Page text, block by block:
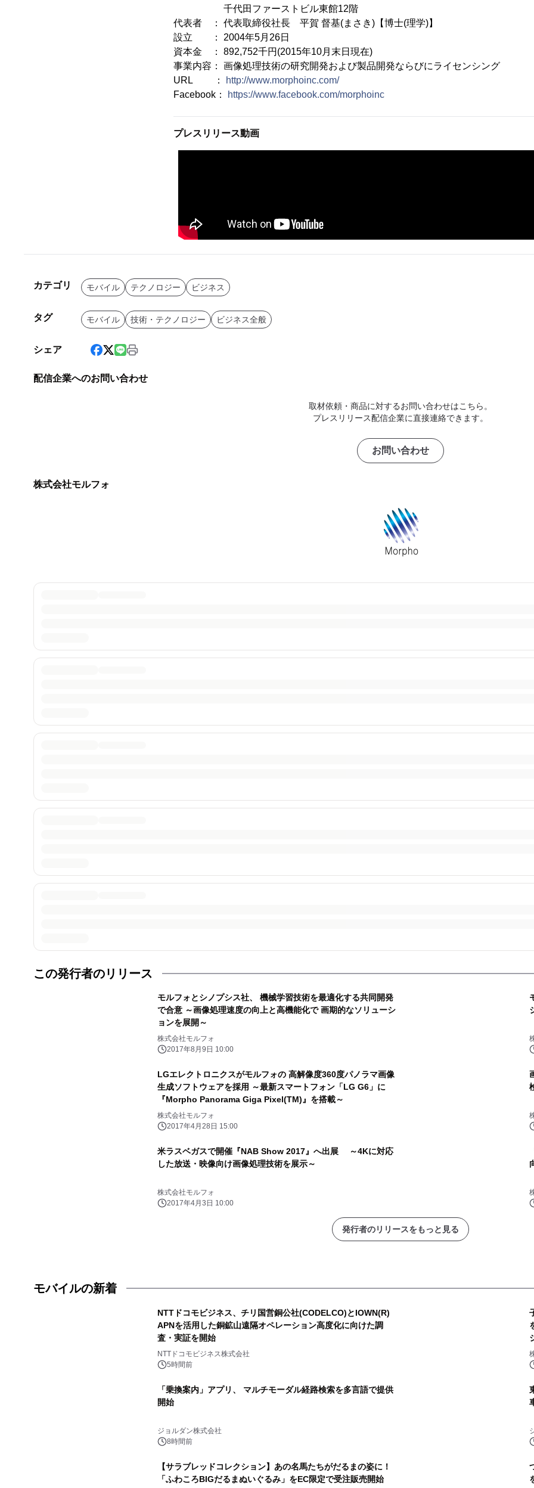
千代田ファーストビル東館12階
代表者 ： 代表取締役社長 平賀 督基(まさき)【博士(理学)】
設立 ： 2004年5月26日
資本金 ： 892,752千円(2015年10月末日現在)
事業内容： 画像処理技術の研究開発および製品開発ならびにライセンシング
URL ：
http://www.morphoinc.com/
Facebook：
https://www.facebook.com/morphoinc
プレスリリース動画
カテゴリ モバイル テクノロジー ビジネス
タグ モバイル 技術・テクノロジー ビジネス全般
シェア
配信企業へのお問い合わせ
取材依頼・商品に対するお問い合わせはこちら。
プレスリリース配信企業に直接連絡できます。
お問い合わせ
株式会社モルフォ
この発行者のリリース
モルフォとシノプシス社、 機械学習技術を最適化する共同開発
で合意 ～画像処理速度の向上と高機能化で 画期的なソリューシ
ョンを展開～
株式会社モルフォ
2017年8月9日 10:00
LGエレクトロニクスがモルフォの 高解像度360度パノラマ画像
生成ソフトウェアを採用 ～最新スマートフォン「LG G6」に
『Morpho Panorama Giga Pixel(TM)』を搭載～
株式会社モルフォ
2017年4月28日 15:00
米ラスベガスで開催『NAB Show 2017』へ出展 ～4Kに対応
した放送・映像向け画像処理技術を展示～
株式会社モルフォ
2017年4月3日 10:00
発行者のリリースをもっと見る
モバイルの新着
NTTドコモビジネス、チリ国営銅公社(CODELCO)とIOWN(R)
APNを活用した銅鉱山遠隔オペレーション高度化に向けた調
査・実証を開始
NTTドコモビジネス株式会社
5時間前
「乗換案内」アプリ、 マルチモーダル経路検索を多言語で提供
開始
ジョルダン株式会社
8時間前
【サラブレッドコレクション】あの名馬たちがだるまの姿に！
「ふわころBIGだるまぬいぐるみ」をEC限定で受注販売開始